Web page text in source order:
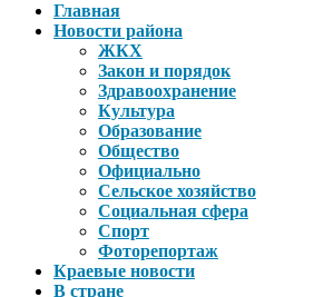
Главная
Новости района
ЖКХ
Закон и порядок
Здравоохранение
Культура
Образование
Общество
Официально
Сельское хозяйство
Социальная сфера
Спорт
Фоторепортаж
Краевые новости
В стране